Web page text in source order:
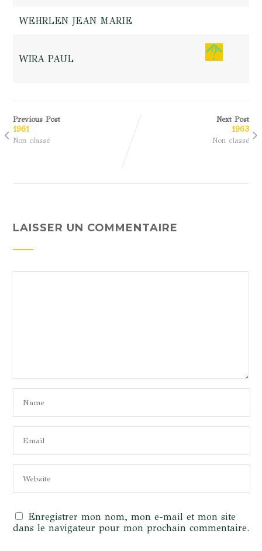
WEHRLEN JEAN MARIE
WIRA PAUL
Previous Post
1961
Non classé
Next Post
1963
Non classé
LAISSER UN COMMENTAIRE
Enregistrer mon nom, mon e-mail et mon site
dans le navigateur pour mon prochain commentaire.